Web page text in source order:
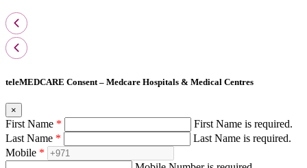
teleMEDCARE Consent – Medcare Hospitals & Medical Centres
×
First Name *
First Name is required.
Last Name *
Last Name is required.
Mobile *